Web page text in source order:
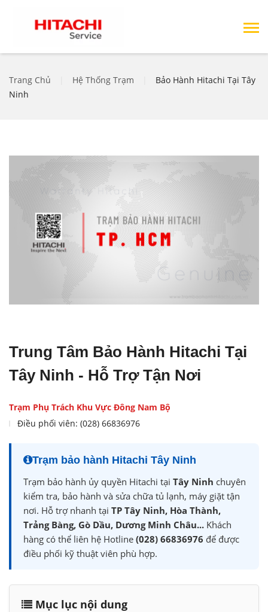
Trang Chủ Hệ Thống Trạm
Bảo Hành Hitachi Tại Tây
Ninh
Trung Tâm Bảo Hành Hitachi Tại
Tây Ninh - Hỗ Trợ Tận Nơi
Trạm Phụ Trách Khu Vực Đông Nam Bộ
Điều phối viên: (028) 66836976
Trạm bảo hành Hitachi Tây Ninh
Trạm bảo hành ủy quyền Hitachi tại Tây Ninh chuyên
kiểm tra, bảo hành và sửa chữa tủ lạnh, máy giặt tận
nơi. Hỗ trợ nhanh tại TP Tây Ninh, Hòa Thành,
Trảng Bàng, Gò Dầu, Dương Minh Châu... Khách
hàng có thể liên hệ Hotline (028) 66836976 để được
điều phối kỹ thuật viên phù hợp.
Mục lục nội dung